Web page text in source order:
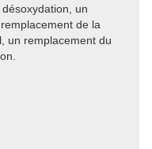
un
de la
un remplacement du